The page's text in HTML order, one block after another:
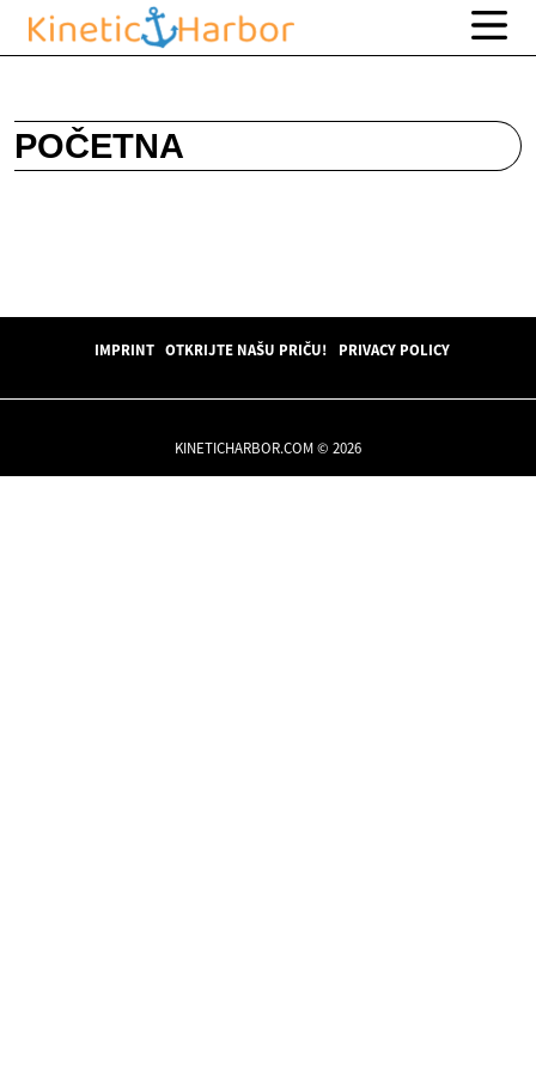
POČETNA
IMPRINT OTKRIJTE NAŠU PRIČU! PRIVACY POLICY
KINETICHARBOR.COM © 2026